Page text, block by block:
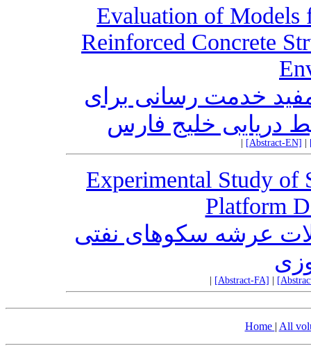
Evaluation of Models
Reinforced Concrete
خدمت رسانی برای
دریایی خلیج فارس
[Abstract-EN]
Experimental Study of
Platform
عرشه سکوهای نفتی
[Abstract-FA]
Home | All